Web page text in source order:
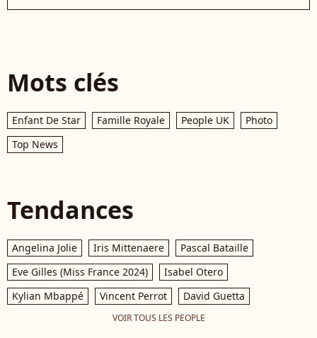
Mots clés
Enfant De Star Famille Royale People UK
Photo
Top News
Tendances
Angelina Jolie Iris Mittenaere
Pascal Bataille
Eve Gilles (Miss France 2024)
Isabel Otero
Kylian Mbappé
Vincent Perrot David Guetta
VOIR TOUS LES PEOPLE